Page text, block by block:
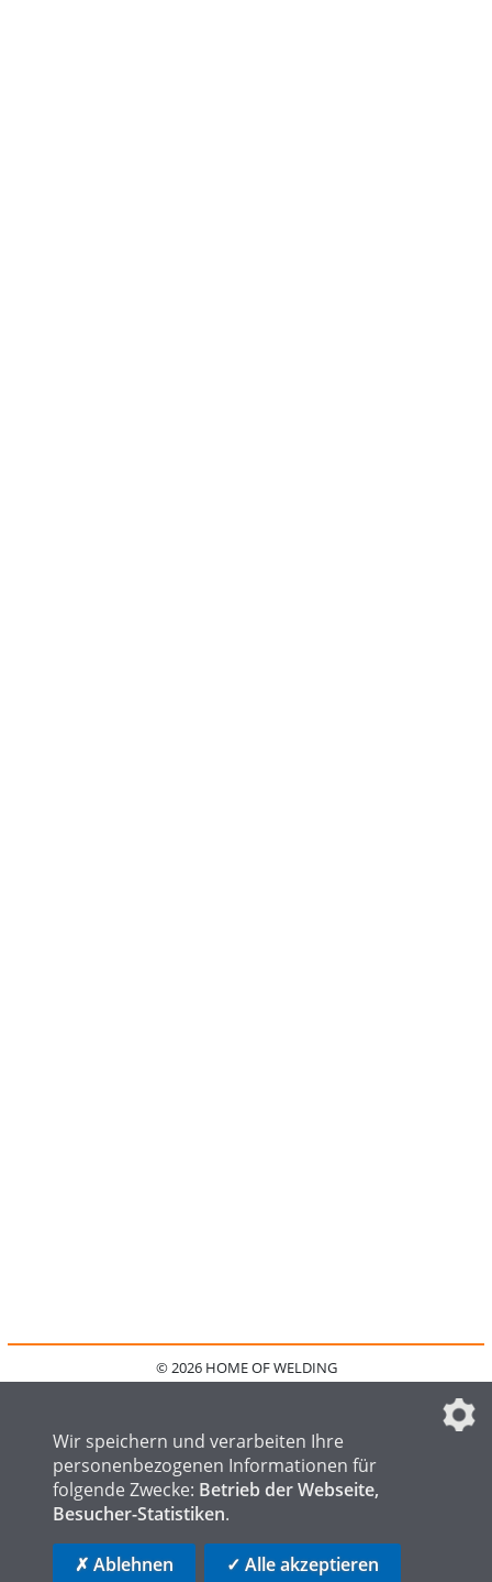
© 2026 HOME OF WELDING
IMPRESSUM
FAQ
DATENSCHUTZEINSTELLUNGEN
HOME OF STEEL
HOME OF LOGISTICS
Wir speichern und verarbeiten Ihre
personenbezogenen Informationen für
folgende Zwecke: Betrieb der Webseite,
Besucher-Statistiken.
✗ Ablehnen ✓ Alle akzeptieren